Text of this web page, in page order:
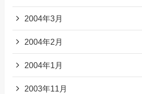
2004年3月
2004年2月
2004年1月
2003年11月